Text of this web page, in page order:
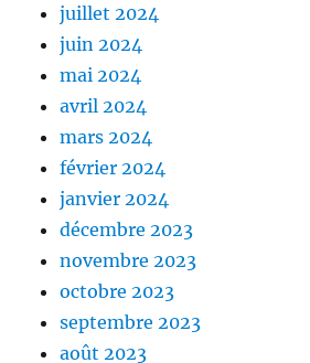
juillet 2024
juin 2024
mai 2024
avril 2024
mars 2024
février 2024
janvier 2024
décembre 2023
novembre 2023
octobre 2023
septembre 2023
août 2023